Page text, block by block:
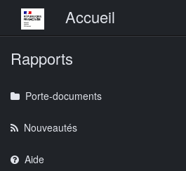
Menu principalAccueil
Rapports
Porte-documents
Nouveautés
Aide